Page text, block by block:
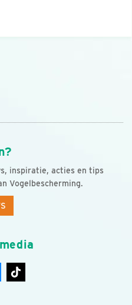
inspiratie, acties en tips
Vogelbescherming.